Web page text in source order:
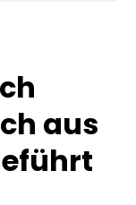
aus